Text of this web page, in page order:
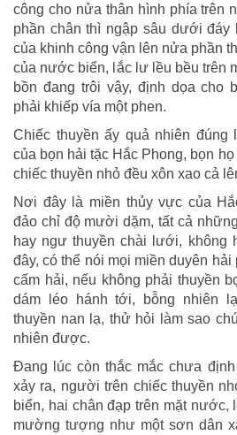
công cho nửa thân hình phía trên
phần chân thì ngập sâu dưới
của khinh công vận lên nửa phần
của nước biển, lắc lư lều bều trên
bồn đang trôi vậy, định dọa cho
phải khiếp vía một phen.
Chiếc thuyền ấy quả nhiên đúng
của bọn hải tặc Hắc Phong, bọn
chiếc thuyền nhỏ đều xôn xao cả
Nơi đây là miền thủy vực của
đảo chỉ độ mười dặm, tất cả
hay ngư thuyền chài lưới, không
đây, có thể nói mọi miền duyên
cấm hải, nếu không phải thuyền
dám léo hánh tới, bỗng nhiên
thuyền nan lạ, thử hỏi làm sao
nhiên được.
Đang lúc còn thắc mắc chưa
xảy ra, người trên chiếc thuyền
biển, hai chân đạp trên mặt
mường tượng như một sơn dân